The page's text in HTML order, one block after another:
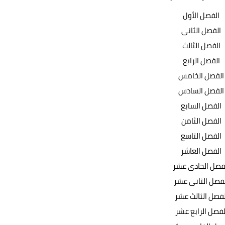
الفصل الأول
الفصل الثانى
الفصل الثالث
الفصل الرابع
الفصل الخامس
الفصل السادس
الفصل السابع
الفصل الثامن
الفصل التاسع
الفصل العاشر
الحادى عشر
الثانى عشر
الثالث عشر
الرابع عشر